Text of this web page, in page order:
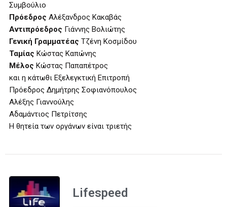
Συμβούλιο
Πρόεδρος Αλέξανδρος Κακαβάς
Αντιπρόεδρος Γιάννης Βολιώτης
Γενική Γραμματέας Τζένη Κοσμίδου
Ταμίας Κώστας Καπώνης
Μέλος Κώστας Παπαπέτρος
και η κάτωθι Εξελεγκτική Επιτροπή
Πρόεδρος Δημήτρης Σοφιανόπουλος
Αλέξης Γιαννούλης
Αδαμάντιος Πετρίτσης
Η θητεία των οργάνων είναι τριετής
Lifespeed